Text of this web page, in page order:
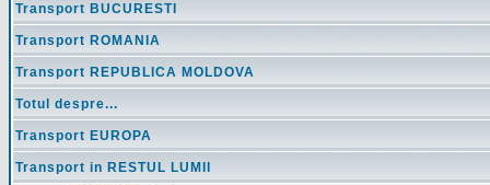
Transport BUCURESTI
Transport ROMANIA
Transport REPUBLICA MOLDOVA
Totul despre...
Transport EUROPA
Transport in RESTUL LUMII